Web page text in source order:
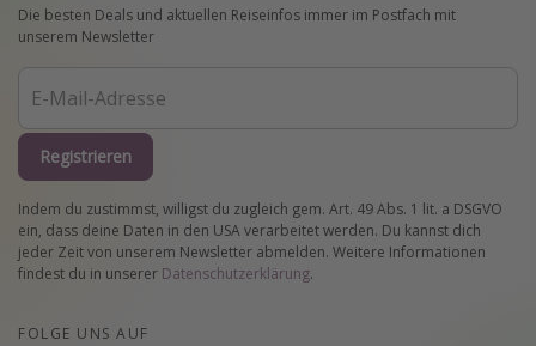
Die besten Deals und aktuellen Reiseinfos immer im Postfach mit
unserem Newsletter
Registrieren
Indem du zustimmst, willigst du zugleich gem. Art. 49 Abs. 1 lit. a DSGVO
ein, dass deine Daten in den USA verarbeitet werden. Du kannst dich
jeder Zeit von unserem Newsletter abmelden. Weitere Informationen
findest du in unserer Datenschutzerklärung.
FOLGE UNS AUF